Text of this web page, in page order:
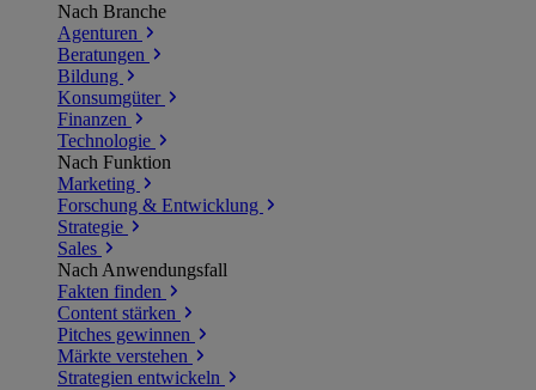
Nach Branche
Agenturen
Beratungen
Bildung
Konsumgüter
Finanzen
Technologie
Nach Funktion
Marketing
Forschung & Entwicklung
Strategie
Sales
Nach Anwendungsfall
Fakten finden
Content stärken
Pitches gewinnen
Märkte verstehen
Strategien entwickeln